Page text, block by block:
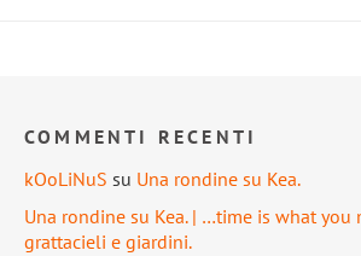
COMMENTI RECENTI
kOoLiNuS su Una rondine su Kea.
Una rondine su Kea. | …time is what
grattacieli e giardini.